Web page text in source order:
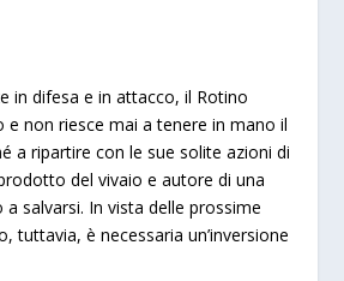
in difesa e in attacco, il Rotino
non riesce mai a tenere in mano il
a ripartire con le sue solite azioni di
del vivaio e autore di una
a salvarsi. In vista delle prossime
tuttavia, è necessaria un’inversione